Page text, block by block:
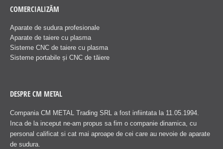
COMERCIALIZĂM
Aparate de sudura profesionale
Aparate de taiere cu plasma
Sisteme CNC de taiere cu plasma
Sisteme portabile și CNC de tăiere
DESPRE CM METAL
Compania CM METAL Trading SRL a fost infiintata la 11.05.1994.
Inca de la inceput ne-am propus sa fim o companie dinamica, cu
personal calificat si cat mai aproape de cei care au nevoie de aparate
de sudura.